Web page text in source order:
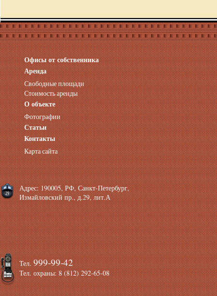
Офисы от собственника
Аренда нежилых помещений
Аренда помещений от собственника
Аренда конференц-зала СПб
Офисы у метро
Офисы в Адмиралтейском районе
Помещения с отдельным входом
Небольшие офисы
Аренда офиса около метро
Снять помещение у метро
Аренда помещений у метро
Аренда помещений район Адмиралтейский
Аренда офиса Технологический институт
Аренда помещений Фрунзенская
Аренда
Свободные площади
Стоимость аренды
О объекте
Фотографии
Статьи
Контакты
Карта сайта
Тел.999-99-42
Тел. охраны: 8 (812) 292-65-08
Адрес: 190005, РФ, Санкт-Петербург,
Измайловский пр., д.29, лит.А